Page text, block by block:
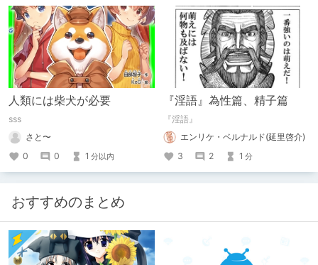
人類には柴犬が必要
sss
さと〜
0
0 1 分以内
『淫語』為性篇、精子篇
『淫語』
エンリケ・ベルナルド(延里啓介)
3
2 1 分
おすすめのまとめ